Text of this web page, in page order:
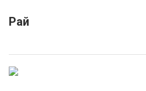
Рай